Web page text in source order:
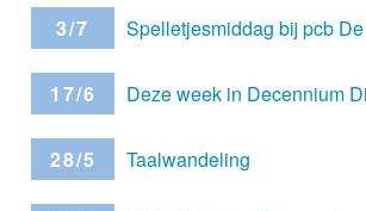
3/7 Spelletjesmiddag bij pcb
17/6 Deze week in Decennium
28/5 Taalwandeling